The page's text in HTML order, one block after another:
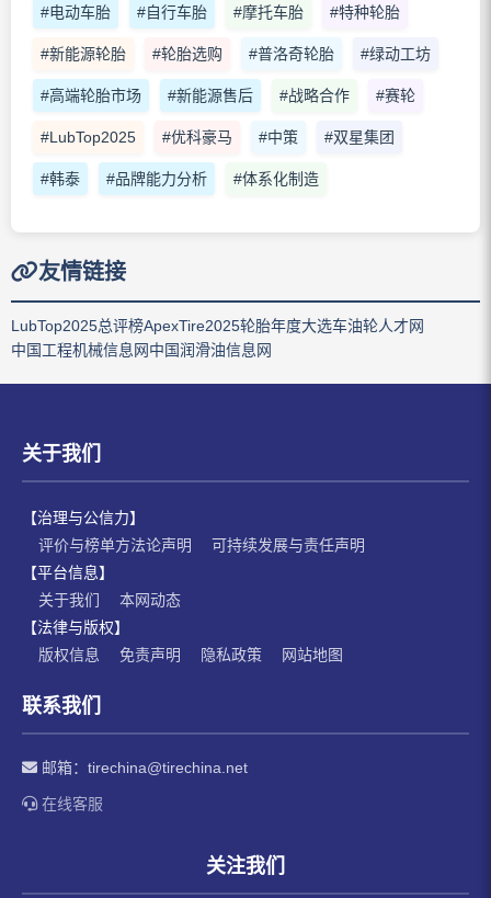
#电动车胎 #自行车胎 #摩托车胎 #特种轮胎
#新能源轮胎 #轮胎选购 #普洛奇轮胎 #绿动工坊
#高端轮胎市场 #新能源售后 #战略合作 #赛轮
#LubTop2025 #优科豪马 #中策 #双星集团
#韩泰 #品牌能力分析 #体系化制造
友情链接
LubTop2025总评榜ApexTire2025轮胎年度大选车油轮人才网
中国工程机械信息网中国润滑油信息网
关于我们
【治理与公信力】
评价与榜单方法论声明
可持续发展与责任声明
【平台信息】
关于我们
本网动态
【法律与版权】
版权信息
免责声明 隐私政策 网站地图
联系我们
邮箱： tirechina@tirechina.net
在线客服
关注我们